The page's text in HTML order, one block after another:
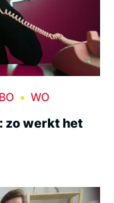
WO
zo werkt het